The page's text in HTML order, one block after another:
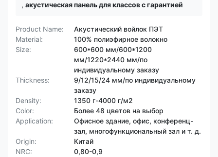
, акустическая панель для классов с гарантией
Product Name:
Акустический войлок ПЭТ
Material:
100% полиэфирное волокно
Size:
600*600 мм/600*1200
мм/1220*2440 мм/по
индивидуальному заказу
Thickness:
9/12/15/24 мм/по индивидуальному
заказу
Density:
1350 г-4000 г/м2
Color:
Более 48 цветов на выбор
Application:
Офисное здание, офис, конференц-
зал, многофункциональный зал и т. д.
Origin:
Китай
NRC:
0,80-0,9